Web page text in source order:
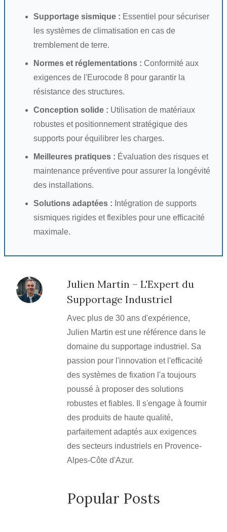
Supportage sismique : Essentiel pour sécuriser
les systèmes de climatisation en cas de
tremblement de terre.
Normes et réglementations : Conformité aux
exigences de l'Eurocode 8 pour garantir la
résistance des structures.
Conception solide : Utilisation de matériaux
robustes et positionnement stratégique des
supports pour équilibrer les charges.
Meilleures pratiques : Évaluation des risques et
maintenance préventive pour assurer la longévité
des installations.
Solutions adaptées : Intégration de supports
sismiques rigides et flexibles pour une efficacité
maximale.
Julien Martin – L'Expert du
Supportage Industriel
Avec plus de 30 ans d'expérience,
Julien Martin est une référence dans le
domaine du supportage industriel. Sa
passion pour l'innovation et l'efficacité
des systèmes de fixation l'a toujours
poussé à proposer des solutions
robustes et fiables. Il s'engage à fournir
des produits de haute qualité,
parfaitement adaptés aux exigences
des secteurs industriels en Provence-
Alpes-Côte d'Azur.
Popular Posts